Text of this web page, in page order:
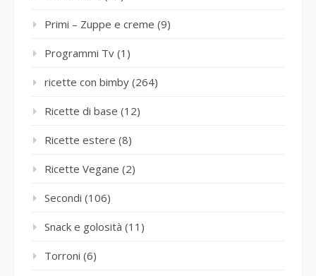
Primi – Zuppe e creme (9)
Programmi Tv (1)
ricette con bimby (264)
Ricette di base (12)
Ricette estere (8)
Ricette Vegane (2)
Secondi (106)
Snack e golosità (11)
Torroni (6)